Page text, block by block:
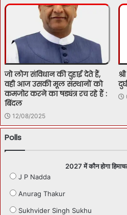
जो लोग संविधान की दुहाई देते हैं,
वही आज उसकी मूल संस्थानों को
कमजोर करने का षड्यंत्र रच रहे हैं :
बिंदल
12/08/2025
Polls
2027 में कौन होगा
J P Nadda
Anurag Thakur
Sukhvider Singh Sukhu